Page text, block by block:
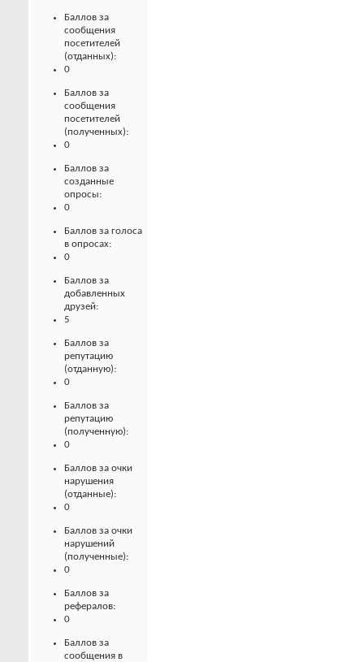
Баллов за
сообщения
посетителей
(отданных):
0
Баллов за
сообщения
посетителей
(полученных):
0
Баллов за
созданные
опросы:
0
Баллов за голоса
в опросах:
0
Баллов за
добавленных
друзей:
5
Баллов за
репутацию
(отданную):
0
Баллов за
репутацию
(полученную):
0
Баллов за очки
нарушения
(отданные):
0
Баллов за очки
нарушений
(полученные):
0
Баллов за
рефералов:
0
Баллов за
сообщения в